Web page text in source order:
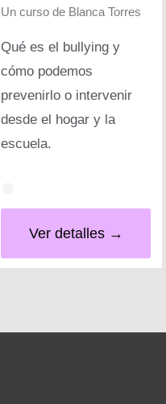
Un curso de Blanca Torres
Qué es el bullying y
cómo podemos
prevenirlo o intervenir
desde el hogar y la
escuela.
Ver detalles →